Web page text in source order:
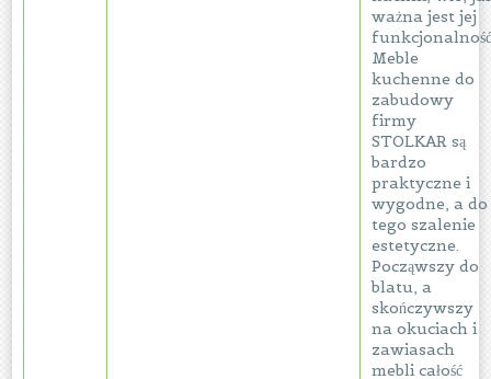
ważna jest jej
Meble
kuchenne do
zabudowy
firmy
STOLKAR są
bardzo
praktyczne i
wygodne, a do
tego szalenie
estetyczne.
Począwszy do
blatu, a
skończywszy
na okuciach i
zawiasach
mebli całość